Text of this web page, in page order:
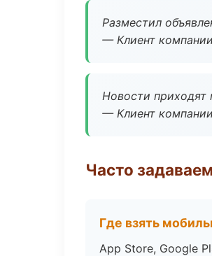
Разместил
— Клиент компании
Новости приходят
— Клиент компании
Часто
Где взять
App Store, Google